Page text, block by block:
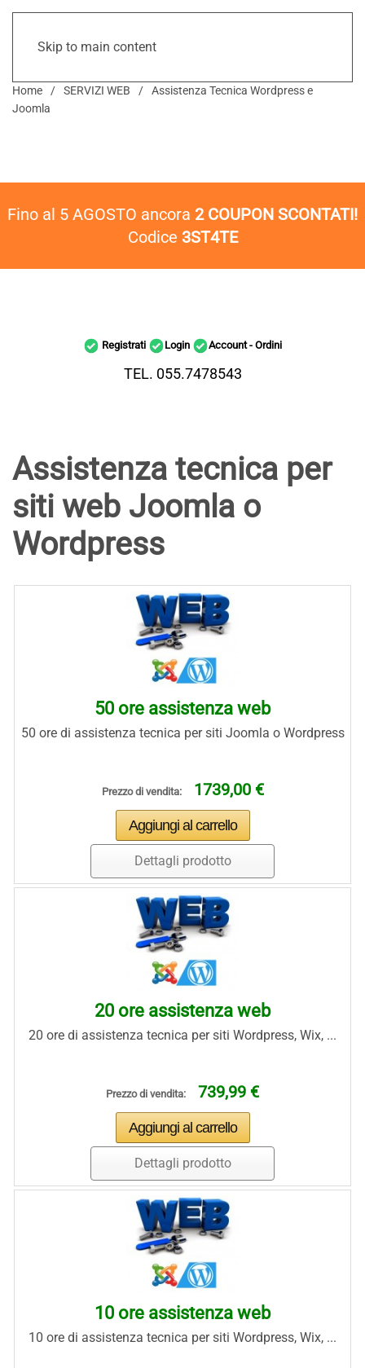
Skip to main content
Home SERVIZI WEB
Assistenza Tecnica Wordpress e
Joomla
Fino al 5 AGOSTO ancora 2 COUPON SCONTATI!
Codice 3ST4TE
Registrati Login Account - Ordini
TEL. 055.7478543
Assistenza tecnica per
siti web Joomla o
Wordpress
50 ore assistenza web
50 ore di assistenza tecnica per siti Joomla o Wordpress
Prezzo di vendita: 1739,00 €
Dettagli prodotto
20 ore assistenza web
20 ore di assistenza tecnica per siti Wordpress, Wix, ...
Prezzo di vendita: 739,99 €
Dettagli prodotto
10 ore assistenza web
10 ore di assistenza tecnica per siti Wordpress, Wix, ...